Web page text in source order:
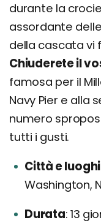
durante la
assordante
della cascata vi
Chiuderete il
famosa per il
Navy Pier e alla
numero
tutti i gusti.
Città e
Washington,
Durata 13